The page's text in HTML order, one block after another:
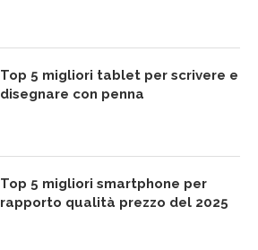
Top 5 migliori tablet per scrivere e
disegnare con penna
Top 5 migliori smartphone per
rapporto qualità prezzo del 2025